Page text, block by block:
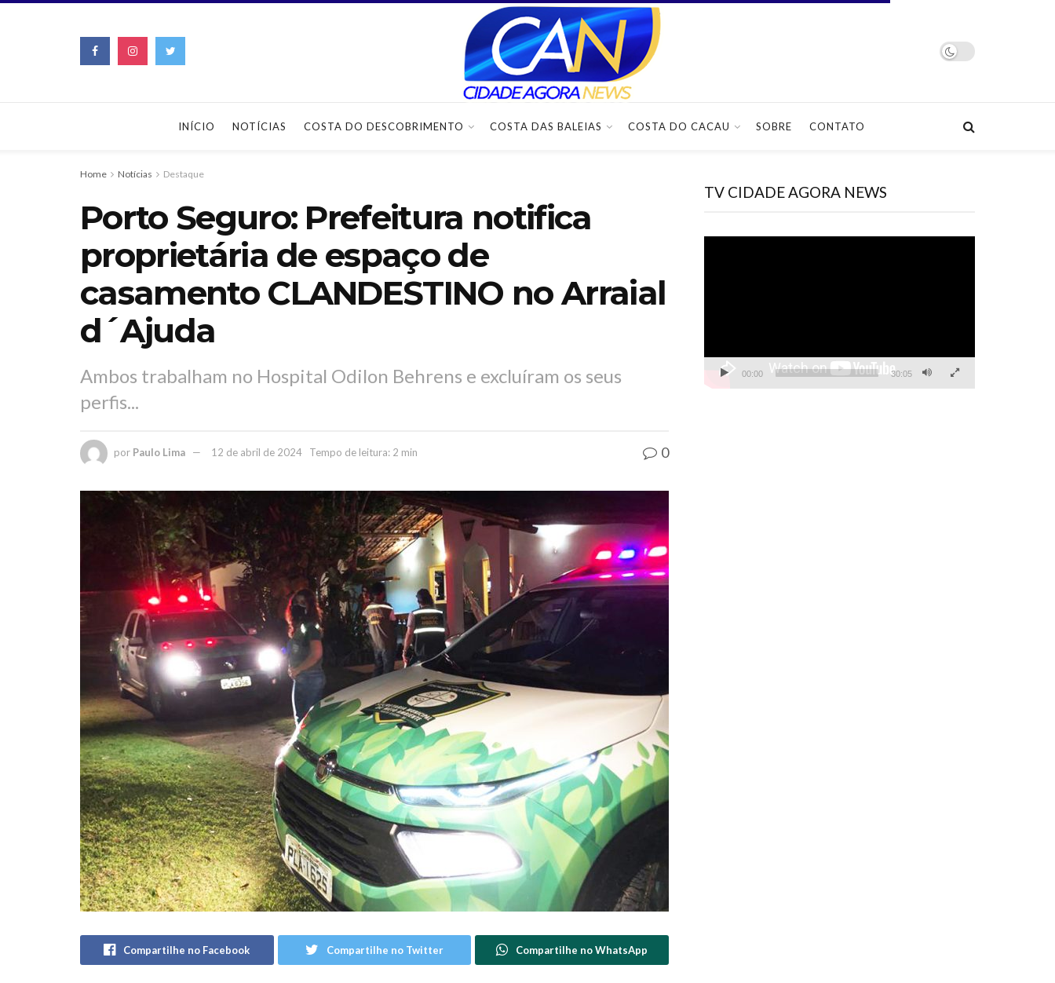
INÍCIO NOTÍCIAS COSTA DO DESCOBRIMENTO COSTA DAS BALEIAS COSTA DO CACAU SOBRE CONTATO
Home Notícias Destaque
Porto Seguro: Prefeitura notifica
proprietária de espaço de
casamento CLANDESTINO no Arraial
d´Ajuda
Ambos trabalham no Hospital Odilon Behrens e excluíram os seus
perfis...
por Paulo Lima 12 de abril de 2024 Tempo de leitura: 2 min 0
Compartilhe no Facebook Compartilhe no Twitter Compartilhe no WhatsApp
TV CIDADE AGORA NEWS
00:00 30:05